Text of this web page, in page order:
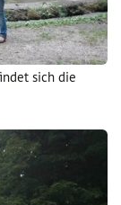
sich die